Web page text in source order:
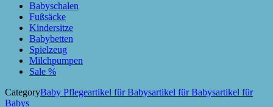
Babyschalen
Fußsäcke
Kindersitze
Babybetten
Spielzeug
Milchpumpen
Sale %
CategoryBaby Pflegeartikel für Babysartikel für Babysartikel für
Babys